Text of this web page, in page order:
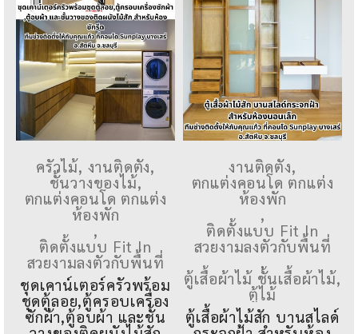
ครัวไม้, งานติดตั้ง,
ชั้นวางของไม้,
ตกแต่งคอนโด ตกแต่ง
ห้องพัก
,
ติดตั้งแบบ Fit In
สวยงามลงตัวกับพื้นที่
ชุดเคาน์เตอร์ครัวพร้อม
ชุดตู้ลอย,ตู้ครอบเครื่อง
ซักผ้า,ตู้อบผ้า และชั้น
งานติดตั้ง,
ตกแต่งคอนโด ตกแต่ง
ห้องพัก
,
ติดตั้งแบบ Fit In
สวยงามลงตัวกับพื้นที่
,
ตู้เสื้อผ้าไม้ ชั้นเสื้อผ้าไม้,
ตู้ไม้
ตู้เสื้อผ้าไม้สัก บานสไลด์